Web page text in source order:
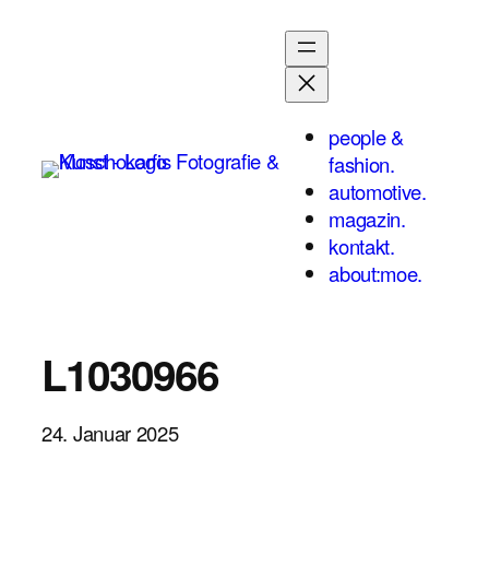
people &
fashion.
automotive.
magazin.
kontakt.
about:moe.
L1030966
24. Januar 2025